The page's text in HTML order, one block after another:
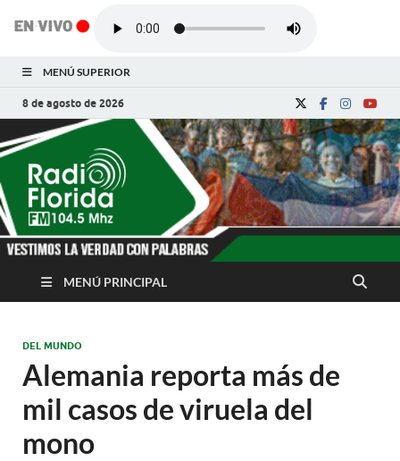
MENÚ SUPERIOR
8 de agosto de 2026
Radio Florida de
Cuba
Noticias y Actualidades de Florida, Camagüey,
MENÚ PRINCIPAL
DEL MUNDO
Alemania reporta más de
mil casos de viruela del
mono